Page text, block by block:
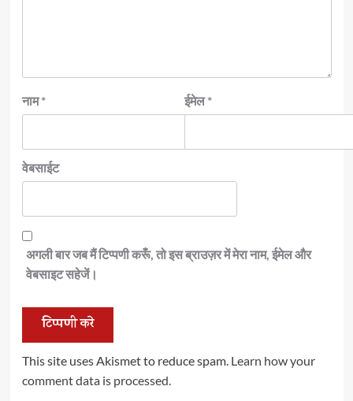
नाम* ईमेल*
वेबसाईट
अगली बार जब मैं टिप्पणी करूँ, तो इस ब्राउज़र में मेरा नाम, ईमेल और
वेबसाइट सहेजें।
This site uses Akismet to reduce spam. Learn how your
comment data is processed.